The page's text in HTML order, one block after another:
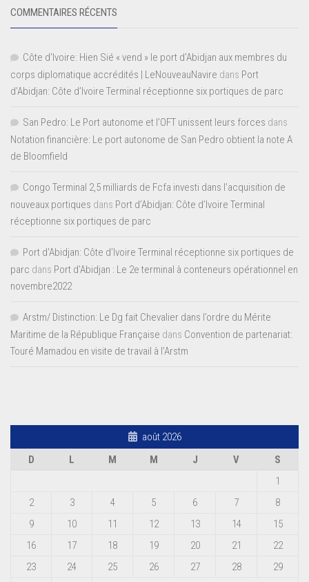
COMMENTAIRES RÉCENTS
Côte d'Ivoire: Hien Sié « vend » le port d'Abidjan aux membres du
corps diplomatique accrédités | LeNouveauNavire dans Port
d’Abidjan: Côte d’Ivoire Terminal réceptionne six portiques de parc
San Pedro: Le Port autonome et l’OFT unissent leurs forces dans
Notation financière: Le port autonome de San Pedro obtient la note A
de Bloomfield
Congo Terminal 2,5 milliards de Fcfa investi dans l’acquisition de
nouveaux portiques dans Port d’Abidjan: Côte d’Ivoire Terminal
réceptionne six portiques de parc
Port d'Abidjan: Côte d’Ivoire Terminal réceptionne six portiques de
parc dans Port d’Abidjan : Le 2e terminal à conteneurs opérationnel en
novembre2022
Arstm/ Distinction: Le Dg fait Chevalier dans l’ordre du Mérite
Maritime de la République Française dans Convention de partenariat:
Touré Mamadou en visite de travail à l’Arstm
août 2026
D
L M M J V
S
1
2
3 4 5 6 7
8
9
10 11 12 13 14
15
16
17 18 19 20 21
22
23
24 25 26 27 28
29